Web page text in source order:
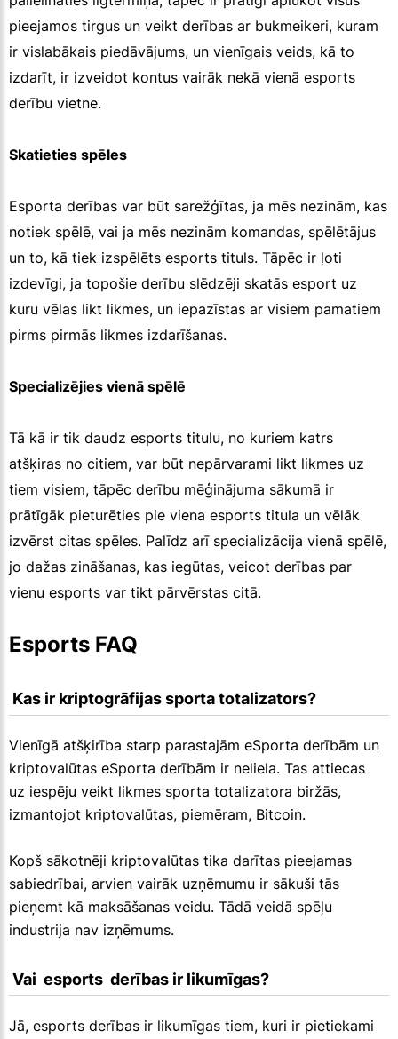
pieejamos tirgus un veikt derības ar bukmeikeri, kuram
ir vislabākais piedāvājums, un vienīgais veids, kā to
izdarīt, ir izveidot kontus vairāk nekā vienā esports
derību vietne.
Skatieties spēles
Esporta derības var būt sarežģītas, ja mēs nezinām, kas
notiek spēlē, vai ja mēs nezinām komandas, spēlētājus
un to, kā tiek izspēlēts esports tituls. Tāpēc ir ļoti
izdevīgi, ja topošie derību slēdzēji skatās esport uz
kuru vēlas likt likmes, un iepazīstas ar visiem pamatiem
pirms pirmās likmes izdarīšanas.
Specializējies vienā spēlē
Tā kā ir tik daudz esports titulu, no kuriem katrs
atšķiras no citiem, var būt nepārvarami likt likmes uz
tiem visiem, tāpēc derību mēģinājuma sākumā ir
prātīgāk pieturēties pie viena esports titula un vēlāk
izvērst citas spēles. Palīdz arī specializācija vienā spēlē,
jo dažas zināšanas, kas iegūtas, veicot derības par
vienu esports var tikt pārvērstas citā.
Esports FAQ
Kas ir kriptogrāfijas sporta totalizators?
Vienīgā atšķirība starp parastajām eSporta derībām un
kriptovalūtas eSporta derībām ir neliela. Tas attiecas
uz iespēju veikt likmes sporta totalizatora biržās,
izmantojot kriptovalūtas, piemēram, Bitcoin.
Kopš sākotnēji kriptovalūtas tika darītas pieejamas
sabiedrībai, arvien vairāk uzņēmumu ir sākuši tās
pieņemt kā maksāšanas veidu. Tādā veidā spēļu
industrija nav izņēmums.
Vai  esports  derības ir likumīgas?
Jā, esports derības ir likumīgas tiem, kuri ir pietiekami